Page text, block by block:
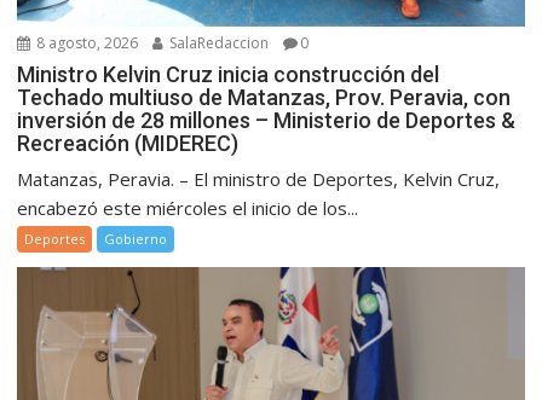
8 agosto, 2026 SalaRedaccion 0
Ministro Kelvin Cruz inicia construcción del
Techado multiuso de Matanzas, Prov. Peravia, con
inversión de 28 millones – Ministerio de Deportes &
Recreación (MIDEREC)
Matanzas, Peravia. – El ministro de Deportes, Kelvin Cruz,
encabezó este miércoles el inicio de los...
Deportes Gobierno